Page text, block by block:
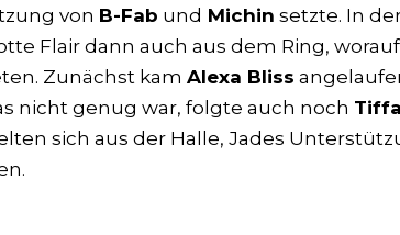
von B-Fab und Michin setzte. In
Flair dann auch aus dem Ring,
Zunächst kam Alexa Bliss
nicht genug war, folgte auch noch
sich aus der Halle, Jades